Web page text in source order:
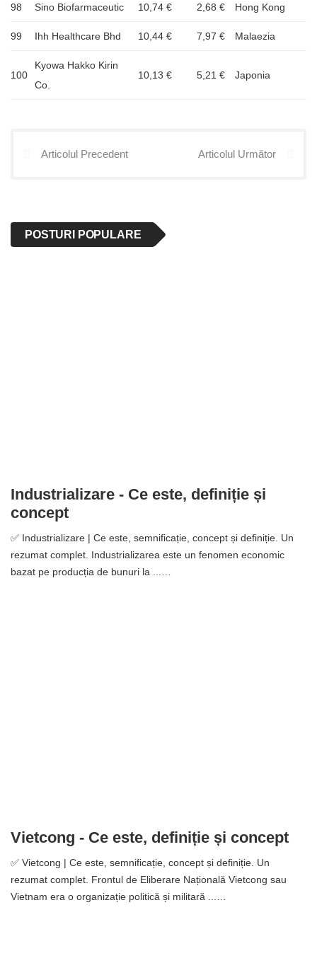
98 Sino Biofarmaceutic 10,74 € 2,68 € Hong Kong
99 Ihh Healthcare Bhd 10,44 € 7,97 € Malaezia
100
Kyowa Hakko Kirin
Co.
10,13 € 5,21 € Japonia
Articolul Precedent Articolul Următor
POSTURI POPULARE
Industrializare - Ce este, definiție și
concept
✅ Industrializare | Ce este, semnificație, concept și definiție. Un
rezumat complet. Industrializarea este un fenomen economic
bazat pe producția de bunuri la ...…
Vietcong - Ce este, definiție și concept
✅ Vietcong | Ce este, semnificație, concept și definiție. Un
rezumat complet. Frontul de Eliberare Națională Vietcong sau
Vietnam era o organizație politică și militară ...…